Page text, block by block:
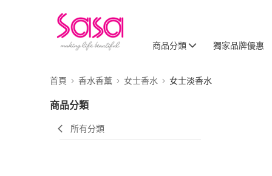
商品分類 獨家品牌優惠
首頁 香水香薰 女士香水 女士淡香水
商品分類
所有分類